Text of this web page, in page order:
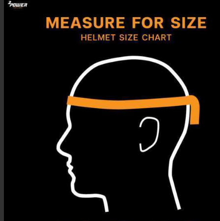
SKYLINE JERSEY
SKYLINE AIR JERSEY
SPRINT JERSEY
SKYLINE AIR PANTS
SPRINT PANTS
FLOWLINE PANTS
JUST1 GEAR
J-COMMAND
JUST1 GLOVES
J-HRD
JUST1 JERSEY
JUST1 PANTS
J-ESSENTIAL
JUST1 FITTING ROOM